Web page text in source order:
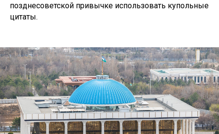
позднесоветской привычке использовать купольные
цитаты.